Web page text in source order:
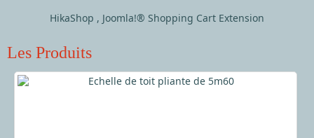
HikaShop , Joomla!® Shopping Cart Extension
Les Produits